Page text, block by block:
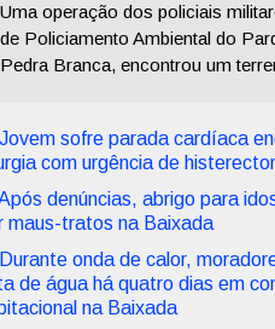
Uma operação dos policiais
de Policiamento Ambiental do
Pedra Branca, encontrou um
Jovem sofre parada cardíaca
com urgência de
denúncias, abrigo para
maus-tratos na Baixada
Durante onda de calor,
de água há quatro dias em
na Baixada